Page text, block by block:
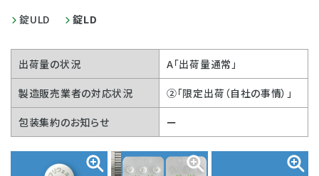
錠ULD 錠LD
出荷量の状況 A「出荷量通常」
製造販売業者の対応状況 ②「限定出荷（自社の事情）」
包装集約のお知らせ ー